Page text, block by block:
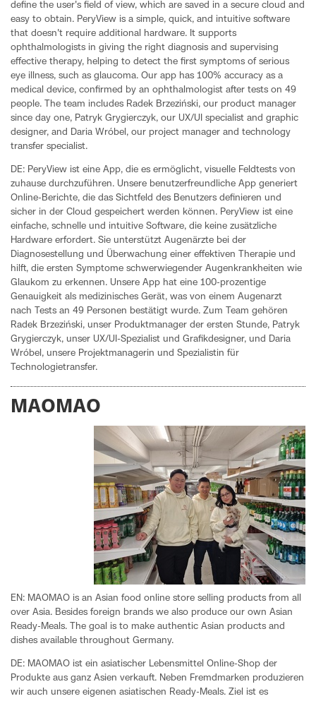
define the user's field of view, which are saved in a secure cloud and
easy to obtain. PeryView is a simple, quick, and intuitive software
that doesn't require additional hardware. It supports
ophthalmologists in giving the right diagnosis and supervising
effective therapy, helping to detect the first symptoms of serious
eye illness, such as glaucoma. Our app has 100% accuracy as a
medical device, confirmed by an ophthalmologist after tests on 49
people. The team includes Radek Brzeziński, our product manager
since day one, Patryk Grygierczyk, our UX/UI specialist and graphic
designer, and Daria Wróbel, our project manager and technology
transfer specialist.
DE: PeryView ist eine App, die es ermöglicht, visuelle Feldtests von
zuhause durchzuführen. Unsere benutzerfreundliche App generiert
Online-Berichte, die das Sichtfeld des Benutzers definieren und
sicher in der Cloud gespeichert werden können. PeryView ist eine
einfache, schnelle und intuitive Software, die keine zusätzliche
Hardware erfordert. Sie unterstützt Augenärzte bei der
Diagnosestellung und Überwachung einer effektiven Therapie und
hilft, die ersten Symptome schwerwiegender Augenkrankheiten wie
Glaukom zu erkennen. Unsere App hat eine 100-prozentige
Genauigkeit als medizinisches Gerät, was von einem Augenarzt
nach Tests an 49 Personen bestätigt wurde. Zum Team gehören
Radek Brzeziński, unser Produktmanager der ersten Stunde, Patryk
Grygierczyk, unser UX/UI-Spezialist und Grafikdesigner, und Daria
Wróbel, unsere Projektmanagerin und Spezialistin für
Technologietransfer.
MAOMAO
EN: MAOMAO is an Asian food online store selling products from all
over Asia. Besides foreign brands we also produce our own Asian
Ready-Meals. The goal is to make authentic Asian products and
dishes available throughout Germany.
DE: MAOMAO ist ein asiatischer Lebensmittel Online-Shop der
Produkte aus ganz Asien verkauft. Neben Fremdmarken produzieren
wir auch unsere eigenen asiatischen Ready-Meals. Ziel ist es